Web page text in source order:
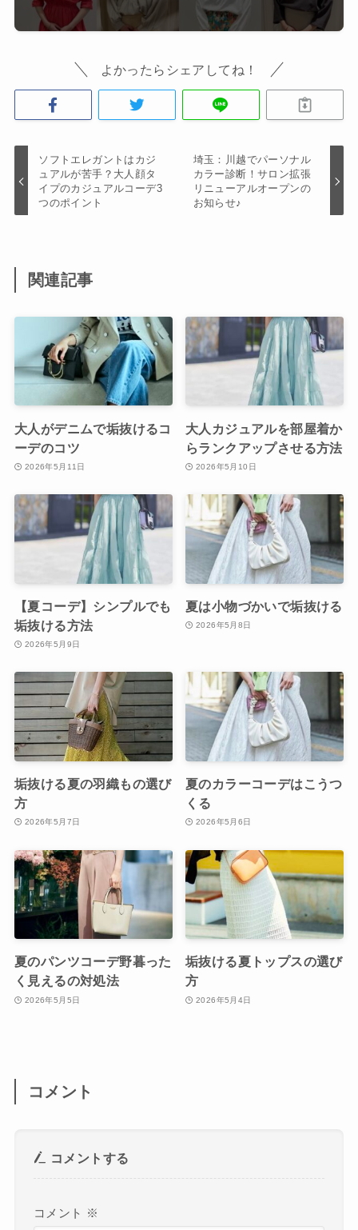
よかったらシェアしてね！
ソフトエレガントはカジ
ュアルが苦手？大人顔タ
イプのカジュアルコーデ3
つのポイント
埼玉：川越でパーソナル
カラー診断！サロン拡張
リニューアルオープンの
お知らせ♪
関連記事
大人がデニムで垢抜けるコ
ーデのコツ
2026年5月11日
大人カジュアルを部屋着か
らランクアップさせる方法
2026年5月10日
【夏コーデ】シンプルでも
垢抜ける方法
2026年5月9日
夏は小物づかいで垢抜ける
2026年5月8日
垢抜ける夏の羽織もの選び
方
2026年5月7日
夏のカラーコーデはこうつ
くる
2026年5月6日
夏のパンツコーデ野暮った
く見えるの対処法
2026年5月5日
垢抜ける夏トップスの選び
方
2026年5月4日
コメント
コメントする
コメント ※